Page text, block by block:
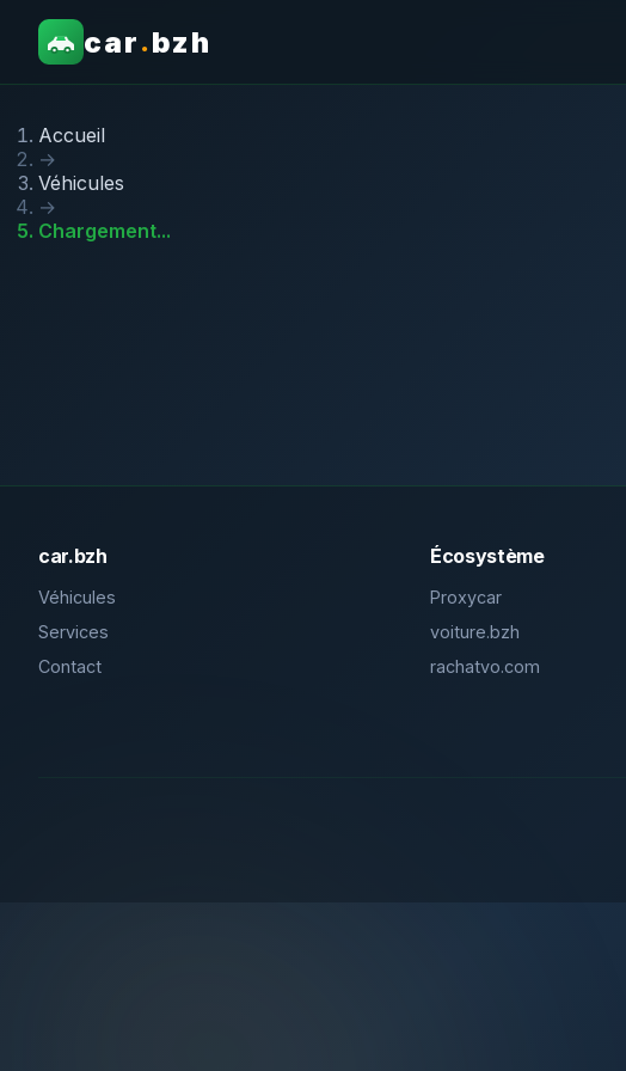
car . bzh
Accueil
→
Véhicules
→
Chargement...
car.bzh
Véhicules
Services
Contact
Écosystème
Proxycar
voiture.bzh
rachatvo.com